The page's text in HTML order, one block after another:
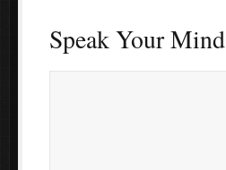
Speak Your Mind